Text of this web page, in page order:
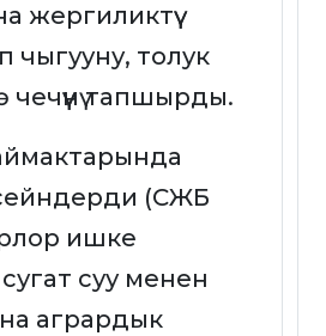
чыгууну, толук
тапшырды.
(СЖБ
ишке
суу менен
агрардык